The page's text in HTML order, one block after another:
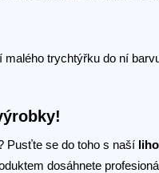
trychtýřku do ní
Pusťte se do toho s naší
dosáhnete